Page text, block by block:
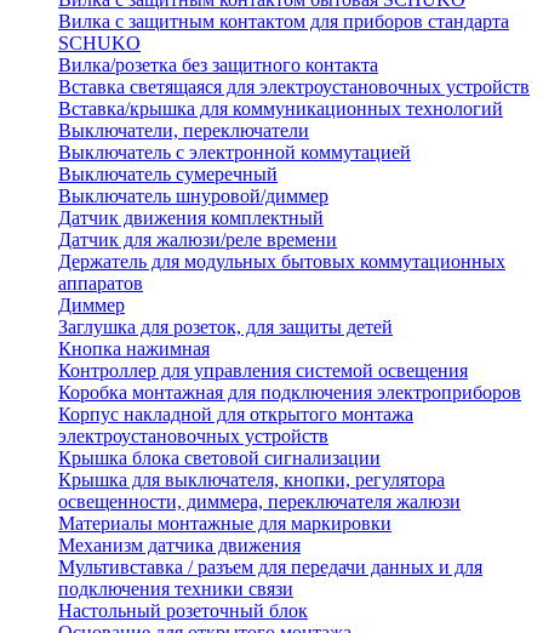
Вилка с защитным контактом для приборов стандарта
SCHUKO
Вилка/розетка без защитного контакта
Вставка светящаяся для электроустановочных устройств
Вставка/крышка для коммуникационных технологий
Выключатели, переключатели
Выключатель с электронной коммутацией
Выключатель сумеречный
Выключатель шнуровой/диммер
Датчик движения комплектный
Датчик для жалюзи/реле времени
Держатель для модульных бытовых коммутационных
аппаратов
Диммер
Заглушка для розеток, для защиты детей
Кнопка нажимная
Контроллер для управления системой освещения
Коробка монтажная для подключения электроприборов
Корпус накладной для открытого монтажа
электроустановочных устройств
Крышка блока световой сигнализации
Крышка для выключателя, кнопки, регулятора
освещенности, диммера, переключателя жалюзи
Материалы монтажные для маркировки
Механизм датчика движения
Мультивставка / разъем для передачи данных и для
подключения техники связи
Настольный розеточный блок